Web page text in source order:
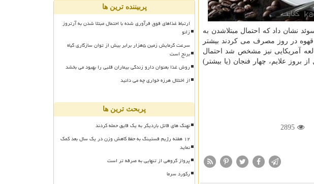
نشان داد كه احتمال مبتلاشدن به
قهوه در روز مصرف می كردند بیشتر
داشت. در مطالعه آمریكایی نیز مشخص شد احتمال
بروز علایم، چهار فنجان (یا بیشتر)
2895
پربیننده ترین ها
ارتباط غذاهای فوق فرآوری شده با احتمال مبتلا شدن به آرتروز
زانو
سرعت گرمایش زمین ۵هزار برابر بیش از توان سازگاری گیاه
برنج است
روش غذا بعنوان دارو زندگی بیماران قلبی را بهبود می بخشد
از اختلال هرزه خواری چه می دانید
پربحث ترین ها
نهنگ های قاتل باردیگر به یک قایق حمله کردند
۱۲ هفته رژیم فستینگ به حفظ کاهش وزن در یک سال بعد کمک
نماید
پرواز گروهی از تنهایی به صرفه تر است
رکورد سرما